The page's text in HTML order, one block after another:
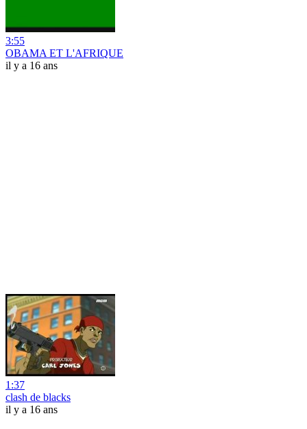
3:55
OBAMA ET L'AFRIQUE
il y a 16 ans
1:37
clash de blacks
il y a 16 ans